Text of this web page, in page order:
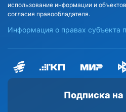
Подписка на
использование информации и
согласия правообладателя.
Информация о правах субъекта